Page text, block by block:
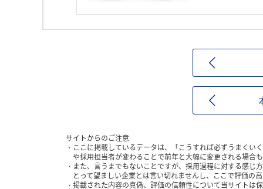
サイトからのご注意
ここに掲載しているデータは、「こうすれば必ずうまくい
や採用担当者が変わることで前年と大幅に変更される場合
また、言うまでもないことですが、採用過程に対する感じ
とって望ましい企業とは言い切れませんし、ここで評価の
掲載された内容の真偽、評価の信頼性について当サイトは